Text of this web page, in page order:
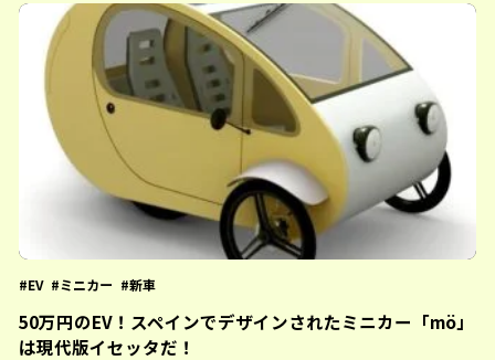
EV ミニカー 新車
50万円のEV！スペインでデザインされたミニカー「mö」
は現代版イセッタだ！